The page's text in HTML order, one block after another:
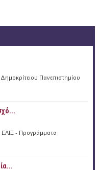
Πανεπιστημίου
- Προγράμματα